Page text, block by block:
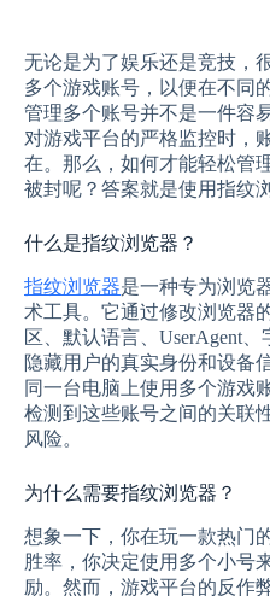
无论是为了娱乐还是竞技，
多个游戏账号，以便在不同
管理多个账号并不是一件容
对游戏平台的严格监控时，
在。那么，如何才能轻松管
被封呢？答案就是使用指纹
什么是指纹浏览器？
指纹浏览器是一种专为浏览
术工具。它通过修改浏览器
区、默认语言、UserAgent
隐藏用户的真实身份和设备
同一台电脑上使用多个游戏
检测到这些账号之间的关联
风险。
为什么需要指纹浏览器？
想象一下，你在玩一款热门
胜率，你决定使用多个小号
励。然而，游戏平台的反作